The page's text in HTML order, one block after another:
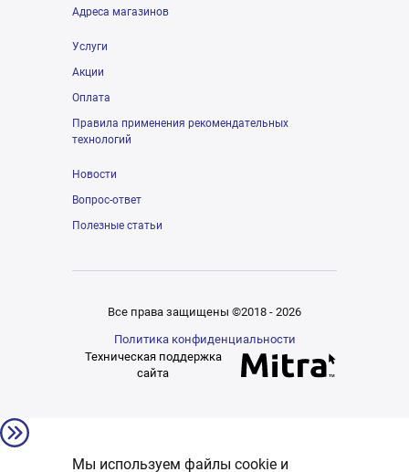
Адреса магазинов
Услуги
Акции
Оплата
Правила применения рекомендательных
технологий
Новости
Вопрос-ответ
Полезные статьи
Все права защищены ©2018 - 2026
Политика конфиденциальности
Техническая поддержка
сайта
Мы используем файлы cookie и